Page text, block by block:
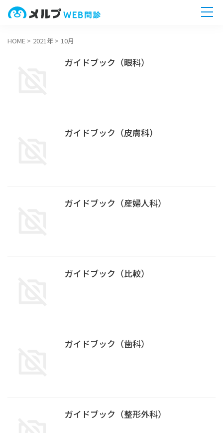
ホーム
HOME > 2021年 > 10月
ガイドブック（眼科）
ガイドブック（皮膚科）
ガイドブック（産婦人科）
ガイドブック（比較）
ガイドブック（歯科）
ガイドブック（整形外科）